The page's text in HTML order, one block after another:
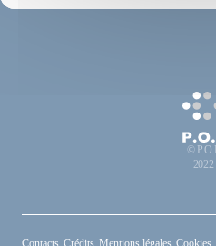
©
2022
Contacts Crédits Mentions légales Cookies